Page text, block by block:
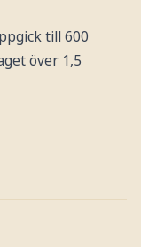
till 600
över 1,5